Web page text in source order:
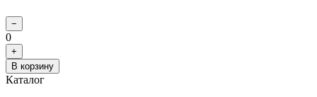
−
0
+
В корзину
Каталог